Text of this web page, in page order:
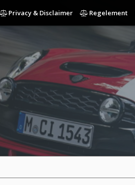
Privacy & Disclaimer Regelement